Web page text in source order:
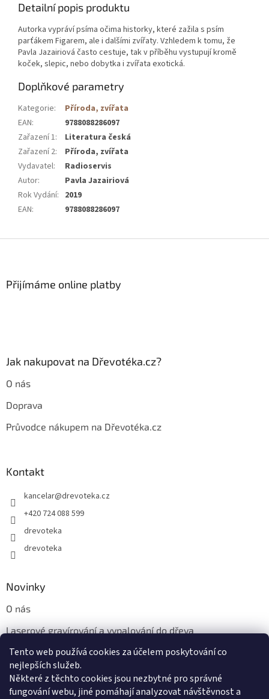
Tento web používá cookies za účelem poskytování co
nejlepších služeb.
Některé z těchto cookies jsou nezbytné pro správné
fungování webu, jiné pomáhají analyzovat návštěvnost a
Detailní popis produktu
Autorka vypráví psíma očima historky, které zažila s psím
parťákem Figarem, ale i dalšími zvířaty. Vzhledem k tomu, že
Pavla Jazairiová často cestuje, tak v příběhu vystupují kromě
koček, slepic, nebo dobytka i zvířata exotická.
Doplňkové parametry
Kategorie:
Příroda, zvířata
EAN:
9788088286097
Zařazení 1:
Literatura česká
Zařazení 2:
Příroda, zvířata
Vydavatel:
Radioservis
Autor:
Pavla Jazairiová
Rok Vydání: 2019
EAN: 9788088286097
Přijímáme online platby
Jak nakupovat na Dřevotéka.cz?
O nás
Doprava
Průvodce nákupem na Dřevotéka.cz
Kontakt
kancelar@drevoteka.cz
+420 724 088 599
drevoteka
drevoteka
Novinky
O nás
Laserové gravírování a vypalování do dřeva
Proč jíst z přírodních dřevěných talířů: Ekologická a Stylová
Volba